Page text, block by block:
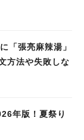
「張亮麻辣湯」
方法や失敗しな
年版！夏祭り